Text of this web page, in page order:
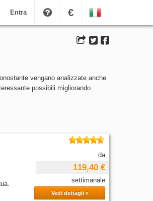
Entra €
vengano analizzate anche
possibili migliorando
da
119,40 €
settimanale
Vedi dettagli »